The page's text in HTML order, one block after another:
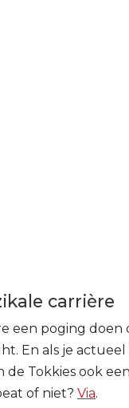
carrière
een poging
En als je
Tokkies ook
of niet? Via.